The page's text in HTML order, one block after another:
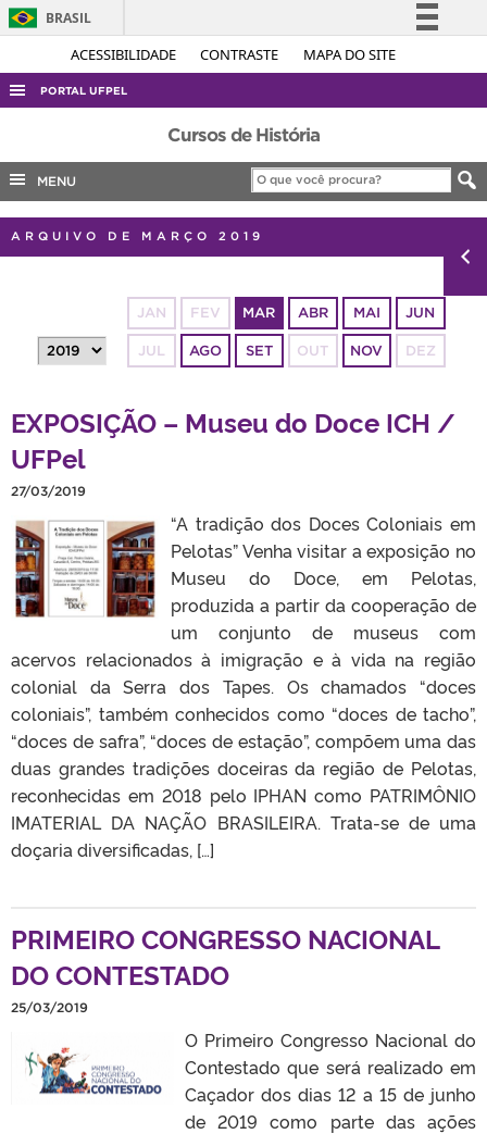
ACESSIBILIDADE CONTRASTE MAPA DO SITE
BRASIL
Simplifique!
Legislação
Canais
PORTAL UFPEL
ACESSO À INFORMAÇÃO
AUDITORIA
COBALTO
CONCURSOS
OUVIDORIA
TELEFONES
Cursos de História
MENU
ARQUIVO DE MARÇO 2019
JAN FEV MAR ABR MAI JUN
JUL AGO SET OUT NOV DEZ
EXPOSIÇÃO – Museu do Doce ICH /
UFPel
27/03/2019
“A tradição dos Doces Coloniais em
Pelotas” Venha visitar a exposição no
Museu do Doce, em Pelotas,
produzida a partir da cooperação de
um conjunto de museus com
acervos relacionados à imigração e à vida na região
colonial da Serra dos Tapes. Os chamados “doces
coloniais”, também conhecidos como “doces de tacho”,
“doces de safra”, “doces de estação”, compõem uma das
duas grandes tradições doceiras da região de Pelotas,
reconhecidas em 2018 pelo IPHAN como PATRIMÔNIO
IMATERIAL DA NAÇÃO BRASILEIRA. Trata-se de uma
doçaria diversificadas, […]
PRIMEIRO CONGRESSO NACIONAL
DO CONTESTADO
25/03/2019
O Primeiro Congresso Nacional do
Contestado que será realizado em
Caçador dos dias 12 a 15 de junho
de 2019 como parte das ações